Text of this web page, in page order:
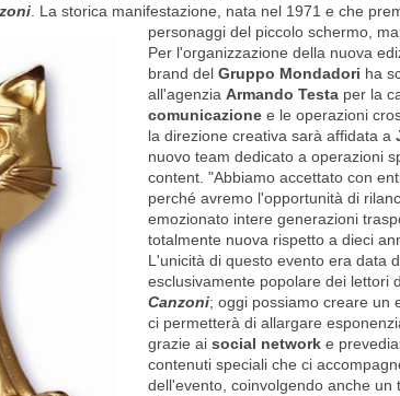
. La storica manifestazione, nata nel 1971 e che
personaggi del piccolo schermo,
Per l'organizzazione della nuova
brand del Gruppo Mondadori ha
all'agenzia Armando Testa per la
comunicazione e le operazioni
la direzione creativa sarà affidata a
nuovo team dedicato a operazioni
content. "Abbiamo accettato con
perché avremo l'opportunità di
emozionato intere generazioni
totalmente nuova rispetto a dieci
L'unicità di questo evento era data
esclusivamente popolare dei lettori
Canzoni; oggi possiamo creare un
ci permetterà di allargare
grazie ai social network e
contenuti speciali che ci
dell'evento, coinvolgendo anche un